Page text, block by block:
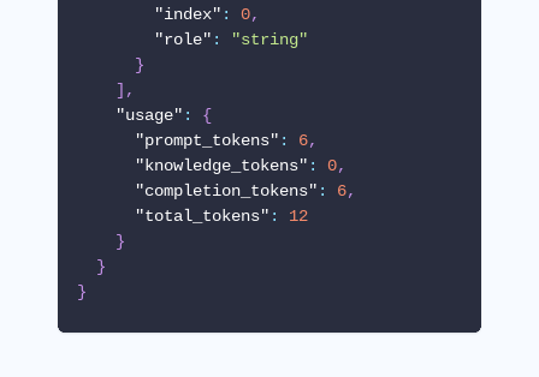
"index" : 0,
"role" :
"string"
}
] ,
"usage" :
{
"prompt_tokens" : 6,
"knowledge_tokens" : 0,
"completion_tokens" : 6,
"total_tokens" :
12
}
}
}